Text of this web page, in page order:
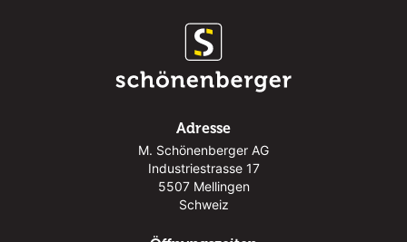
Adresse
M. Schönenberger AG
Industriestrasse 17
5507 Mellingen
Schweiz